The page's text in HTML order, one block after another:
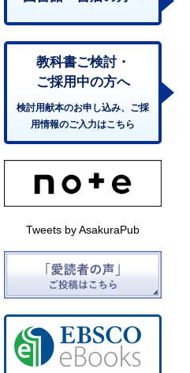
教科書ご検討・
ご採用中の方へ
検討用献本のお申し込み、ご採
用情報のご入力はこちら
Tweets by AsakuraPub